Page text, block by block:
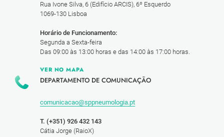
Rua Ivone Silva, 6 (Edifício ARCIS), 6º Esquerdo
1069-130 Lisboa
Horário de Funcionamento:
Segunda a Sexta-feira
Das 09:00 às 13:00 horas e das 14:00 às 17:00 horas.
VER NO MAPA
DEPARTAMENTO DE COMUNICAÇÃO
comunicacao@sppneumologia.pt
T. (+351) 926 432 143
Cátia Jorge (RaioX)